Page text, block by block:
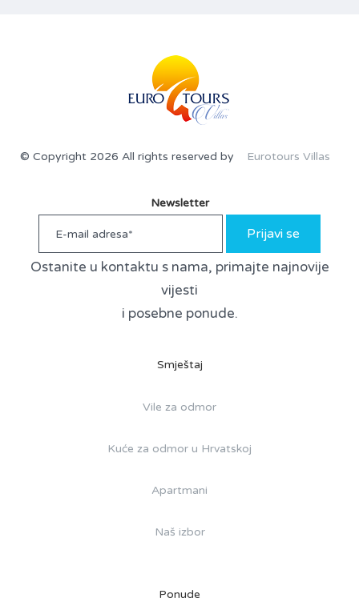
© Copyright 2026 All rights reserved by Eurotours Villas
Newsletter
Prijavi se
Ostanite u kontaktu s nama, primajte najnovije
vijesti
i posebne ponude.
Smještaj
Vile za odmor
Kuće za odmor u Hrvatskoj
Apartmani
Naš izbor
Ponude